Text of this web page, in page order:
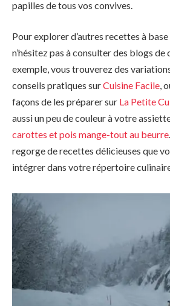
papilles de tous vos convives.
Pour explorer d’autres recettes à
n’hésitez pas à consulter des blogs
exemple, vous trouverez des
conseils pratiques surCuisine Facile,
façons de les préparer sur La Petite
aussi un peu de couleur à votre
carottes et pois mange-tout au beurre
regorge de recettes délicieuses que
intégrer dans votre répertoire